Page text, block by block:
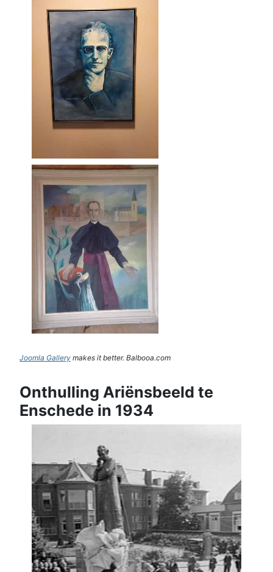
Joomla Gallery makes it better. Balbooa.com
Onthulling Ariënsbeeld te
Enschede in 1934